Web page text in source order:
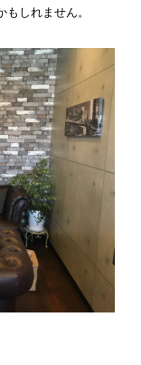
しれません。